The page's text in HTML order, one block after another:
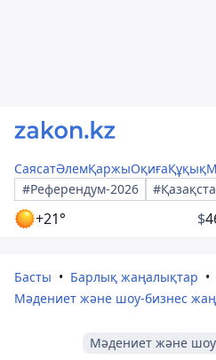
СаясатӘлемҚаржыОқиғаҚұқық
#Референдум-2026
+21° $
Басты
Барлық жаңалықтар
Мәдениет және шоу-бизнес
Мәдениет және